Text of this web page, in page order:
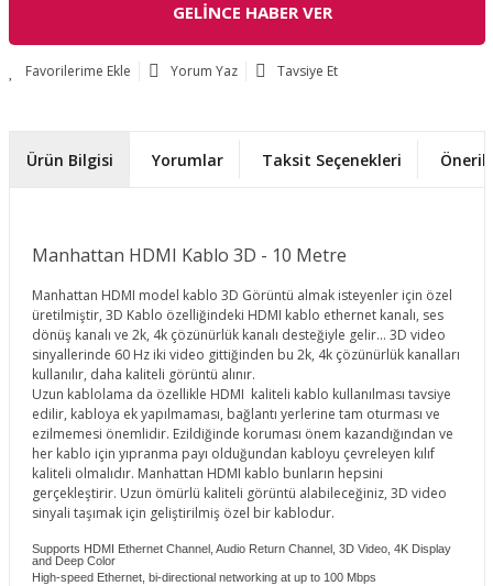
GELİNCE HABER VER
Yorum Yaz Tavsiye Et
Ürün Bilgisi Yorumlar Taksit Seçenekleri
Manhattan HDMI Kablo 3D - 10 Metre
Manhattan HDMI model kablo 3D Görüntü almak isteyenler için özel
üretilmiştir, 3D Kablo özelliğindeki HDMI kablo ethernet kanalı, ses
dönüş kanalı ve 2k, 4k çözünürlük kanalı desteğiyle gelir... 3D video
sinyallerinde 60 Hz iki video gittiğinden bu 2k, 4k çözünürlük kanalları
kullanılır, daha kaliteli görüntü alınır.
Uzun kablolama da özellikle HDMI kaliteli kablo kullanılması tavsiye
edilir, kabloya ek yapılmaması, bağlantı yerlerine tam oturması ve
ezilmemesi önemlidir. Ezildiğinde koruması önem kazandığından ve
her kablo için yıpranma payı olduğundan kabloyu çevreleyen kılıf
kaliteli olmalıdır. Manhattan HDMI kablo bunların hepsini
gerçekleştirir. Uzun ömürlü kaliteli görüntü alabileceğiniz, 3D video
sinyali taşımak için geliştirilmiş özel bir kablodur.
Supports HDMI Ethernet Channel, Audio Return Channel, 3D Video, 4K Display
and Deep Color
High-speed Ethernet, bi-directional networking at up to 100 Mbps